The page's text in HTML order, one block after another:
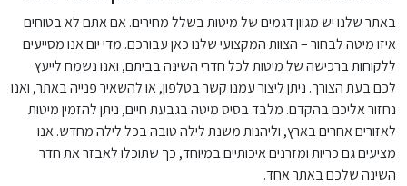
באתר שלנו יש מגוון דגמים של מיטות בשלל מחירים. אם אתם לא בטוחים
איזו מיטה לבחור – הצוות המקצועי שלנו כאן עבורכם. מדי יום אנו מסייעים
ללקוחות ברכישה של מיטות לכל חדרי השינה בביתם, ואנו נשמח לייעץ
לכם בעת הצורך. ניתן ליצור עמנו קשר בטלפון, או להשאיר פנייה באתר, ואנו
נחזור אליכם בהקדם. מלבד בסיס מיטה בגבעת חיים, ניתן להזמין מיטות
לאזורים אחרים בארץ, וליהנות משנת לילה טובה בכל לילה מחדש. אנו
מציעים גם כריות ומזרנים איכותיים במיוחד, כך שתוכלו לאבזר את חדר
השינה שלכם באתר אחד.